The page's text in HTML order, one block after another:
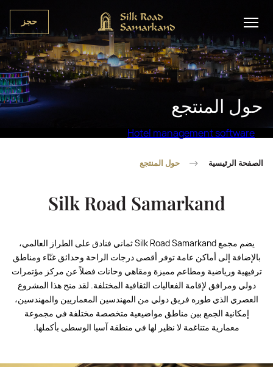
حجز
حول المنتجع
Hotel management software
الصفحة الرئيسية حول المنتجع
Silk Road Samarkand
يضم مجمع Silk Road Samarkand ثماني فنادق على الطراز العالمي،
بالإضافة إلى أماكن عامة توفر أقصى درجات الراحة وحدائق غنّاء ومناطق
ترفيهية ورياضية ومطاعم مميزة ومقاهي وحانات فضلاً عن مركز مؤتمرات
دولي ومرافق لإقامة الفعاليات الثقافية المختلفة. لقد منح هذا المشروع
العصري الذي طوره فريق دولي من المهندسين المعماريين والمهندسين،
إمكانية الجمع بين مناطق مواضيعية متخصصة مختلفة في مجموعة
معمارية متناغمة لا نظير لها في منطقة آسيا الوسطى بأكملها.